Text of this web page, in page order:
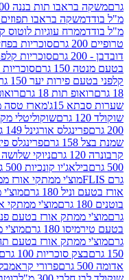
תות בננה 300 מ"ל בודד
בראבו תפוזים 300 מ"ל בודד
עוגיות לוטוס קרמל 400 גרם
סוכריות בפחית פרות יער - 175
סוכריות קלפני בטעם פירות
סוכריות קלפני בטעם
יער 150 גרם
ריטר חלב
תות 18 גרם
רואופ פטל 18 גרם
מארז טסה מאוהב
שוקוליטלי מקרונים תות שדה
אורגינל 149 גרם
פרינגלס
פרינגלס פיצה 158 גרם
ניוקי שלושה צבעים 500 גרם
קונכיות 500 גרם
ממתקי אורז ממולאים בטעם
גרם
מוצ'י ממתקי
אורז בטעם פנקייק עם מייפל 180
גרם
אורז בטעם תה מאצ'ה וחלב 180
סוכריות 100 גרם
ממרח דובאי
פרורי קראמבל 400 גרם